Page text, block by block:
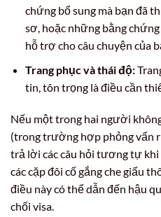
chứng bổ sung mà bạn đã
sơ, hoặc những bằng
hỗ trợ cho câu chuyện của
Trang phục và thái độ:
tin, tôn trọng là điều cần
Nếu một trong hai người
(trong trường hợp phỏng vấn
trả lời các câu hỏi tương tự khi
các cặp đôi cố gắng che giấu
điều này có thể dẫn đến hậu
chối visa.